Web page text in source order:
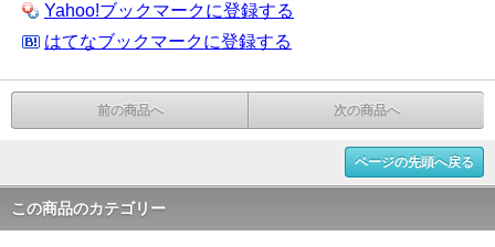
Yahoo!ブックマークに登録する
はてなブックマークに登録する
前の商品へ 次の商品へ
ページの先頭へ戻る
この商品のカテゴリー